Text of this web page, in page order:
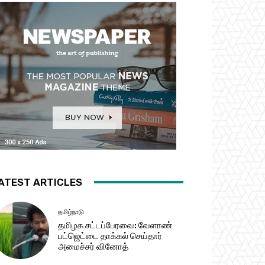
ARTICLES
தமிழ்நாடு
தமிழக சட்​டப்​பேர​வை: வேளாண்
பட்​ஜெட்டை தாக்கல் செய்தார்
அமைச்சர் வினோத்